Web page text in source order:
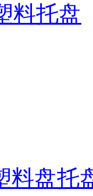
料托盘
料盘托